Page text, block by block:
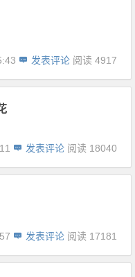
发表评论 阅读 4917
发表评论 阅读 18040
发表评论 阅读 17181